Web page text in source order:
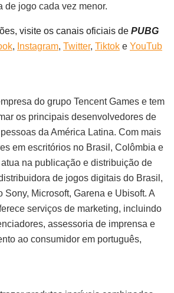
de jogo cada vez menor.
visite os canais oficiais de PUBG
, Instagram, Twitter, Tiktok e YouTub
do grupo Tencent Games e tem
os principais desenvolvedores de
da América Latina. Com mais
em escritórios no Brasil, Colômbia e
na publicação e distribuição de
de jogos digitais do Brasil,
Sony, Microsoft, Garena e Ubisoft. A
serviços de marketing, incluindo
assessoria de imprensa e
ao consumidor em português,